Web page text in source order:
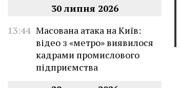
30 липня 2026
13:44 Масована атака на Київ:
відео з «метро» виявилося
кадрами промислового
підприємства